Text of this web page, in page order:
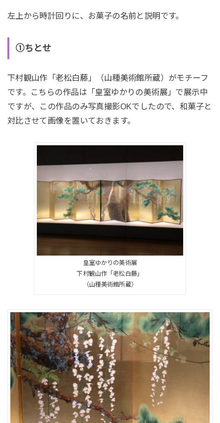
左上から時計回りに、お菓子の名前と説明です。
①ちとせ
下村観山作「老松白藤」（山種美術館所蔵）がモチーフ
です。こちらの作品は「皇室ゆかりの美術展」で展示中
ですが、この作品のみ写真撮影OKでしたので、和菓子と
対比させて画像を置いておきます。
皇室ゆかりの美術展
下村観山作「老松白藤」
（山種美術館所蔵）